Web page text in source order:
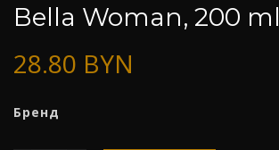
Bella Woman, 200 ml
28.80 BYN
Бренд